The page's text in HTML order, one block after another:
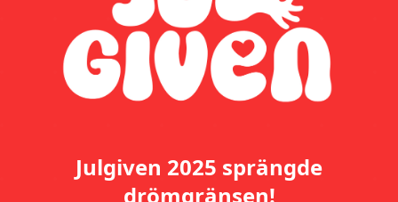
Julgiven 2025 sprängde
drömgränsen!